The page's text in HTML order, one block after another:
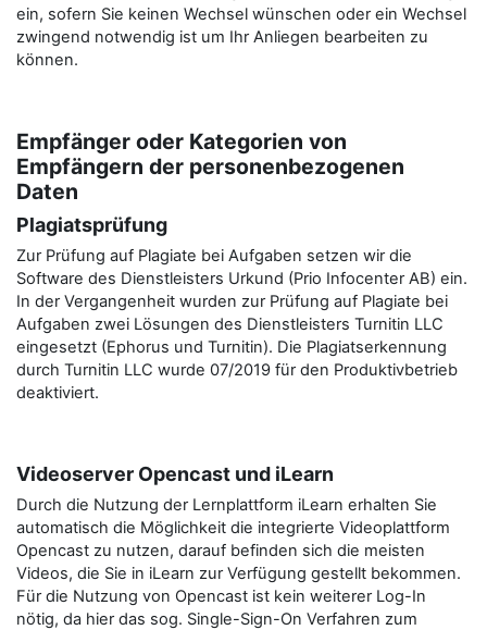
ein, sofern Sie keinen Wechsel wünschen oder ein Wechsel
zwingend notwendig ist um Ihr Anliegen bearbeiten zu
können.
Empfänger oder Kategorien von
Empfängern der personenbezogenen
Daten
Plagiatsprüfung
Zur Prüfung auf Plagiate bei Aufgaben setzen wir die
Software des Dienstleisters Urkund (Prio Infocenter AB) ein.
In der Vergangenheit wurden zur Prüfung auf Plagiate bei
Aufgaben zwei Lösungen des Dienstleisters Turnitin LLC
eingesetzt (Ephorus und Turnitin). Die Plagiatserkennung
durch Turnitin LLC wurde 07/2019 für den Produktivbetrieb
deaktiviert.
Videoserver Opencast und iLearn
Durch die Nutzung der Lernplattform iLearn erhalten Sie
automatisch die Möglichkeit die integrierte Videoplattform
Opencast zu nutzen, darauf befinden sich die meisten
Videos, die Sie in iLearn zur Verfügung gestellt bekommen.
Für die Nutzung von Opencast ist kein weiterer Log-In
nötig, da hier das sog. Single-Sign-On Verfahren zum